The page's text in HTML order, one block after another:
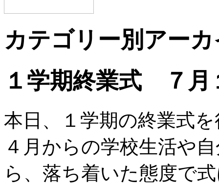
カテゴリー別アー
１学期終業式 ７月
本日、１学期の終業式
４月からの学校生活や
ら、落ち着いた態度で